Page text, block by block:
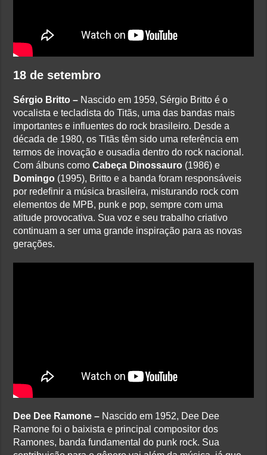
18 de setembro
Sérgio Britto – Nascido em 1959, Sérgio Britto é o
vocalista e tecladista do Titãs, uma das bandas mais
importantes e influentes do rock brasileiro. Desde a
década de 1980, os Titãs têm sido uma referência em
termos de inovação e ousadia dentro do rock nacional.
Com álbuns comoCabeça Dinossauro (1986) e
Domingo (1995), Britto e a banda foram responsáveis
por redefinir a música brasileira, misturando rock com
elementos de MPB, punk e pop, sempre com uma
atitude provocativa. Sua voz e seu trabalho criativo
continuam a ser uma grande inspiração para as novas
gerações.
Dee Dee Ramone – Nascido em 1952, Dee Dee
Ramone foi o baixista e principal compositor dos
Ramones, banda fundamental do punk rock. Sua